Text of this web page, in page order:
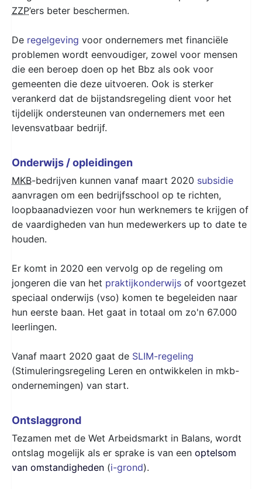
ZZP’ers beter beschermen.
De regelgeving voor ondernemers met financiële
problemen wordt eenvoudiger, zowel voor mensen
die een beroep doen op het Bbz als ook voor
gemeenten die deze uitvoeren. Ook is sterker
verankerd dat de bijstandsregeling dient voor het
tijdelijk ondersteunen van ondernemers met een
levensvatbaar bedrijf.
Onderwijs / opleidingen
MKB-bedrijven kunnen vanaf maart 2020 subsidie
aanvragen om een bedrijfsschool op te richten,
loopbaanadviezen voor hun werknemers te krijgen of
de vaardigheden van hun medewerkers up to date te
houden.
Er komt in 2020 een vervolg op de regeling om
jongeren die van het praktijkonderwijs of voortgezet
speciaal onderwijs (vso) komen te begeleiden naar
hun eerste baan. Het gaat in totaal om zo'n 67.000
leerlingen.
Vanaf maart 2020 gaat de SLIM-regeling
(Stimuleringsregeling Leren en ontwikkelen in mkb-
ondernemingen) van start.
Ontslaggrond
Tezamen met de Wet Arbeidsmarkt in Balans, wordt
ontslag mogelijk als er sprake is van een optelsom
van omstandigheden (i-grond).